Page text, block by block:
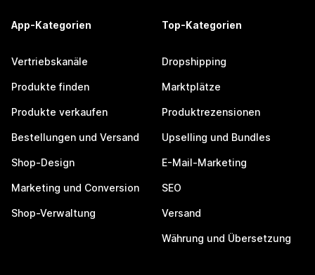
App-Kategorien
Vertriebskanäle
Produkte finden
Produkte verkaufen
Bestellungen und Versand
Shop-Design
Marketing und Conversion
Shop-Verwaltung
Top-Kategorien
Dropshipping
Marktplätze
Produktrezensionen
Upselling und Bundles
E-Mail-Marketing
SEO
Versand
Währung und Übersetzung